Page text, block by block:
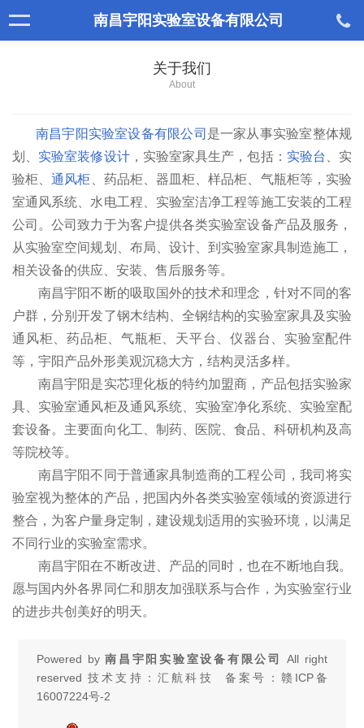
南昌宇阳实验室设备有限公司
关于我们
About
南昌宇阳实验室设备有限公司 是一家从事实验室整体规
划、 实验室装修设计，实验室家具生产，包括： 实验台
、实
验柜、通风柜 、药品柜、器皿柜、样品柜、气瓶柜等，实验
室通风系统、水电工程、实验室洁净工程等施工安装的工程
公司。公司致力于为客户提供各类实验室设备产品及服务，
从实验室空间规划、布局、设计、到实验室家具制造施工，
相关设备的供应、安装、售后服务等。
南昌宇阳不断的吸取国外的技术和理念，针对不同的客
户群，分别开发了钢木结构、全钢结构的实验室家具及实验
通风柜、药品柜、气瓶柜、天平台、仪器台、实验室配件
等，宇阳产品外形美观沉稳大方，结构灵活多样。
南昌宇阳是实芯理化板的特约加盟商，产品包括实验家
具、实验室通风柜及通风系统、实验室净化系统、实验室配
套设备。主要面向化工、制药、医院、食品、科研机构及高
等院校等。
南昌宇阳不同于普通家具制造商的工程公司，我司将实
验室视为整体的产品，把国内外各类实验室领域的资源进行
整合，为客户量身定制，建设规划适用的实验环境，以满足
不同行业的实验室需求。
南昌宇阳在不断改进、产品的同时，也在不断地自我。
愿与国内外各界同仁和朋友加强联系与合作，为实验室行业
的进步共创美好的明天。
Powered by南昌宇阳实验室设备有限公司
All right
reserved 技术支持：汇航科技 备案号： 赣ICP备
16007224号-2